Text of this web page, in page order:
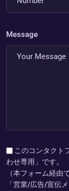
Message
このコンタクト
わせ専用」です。
（本フォーム経由
「営業/広告/宣伝